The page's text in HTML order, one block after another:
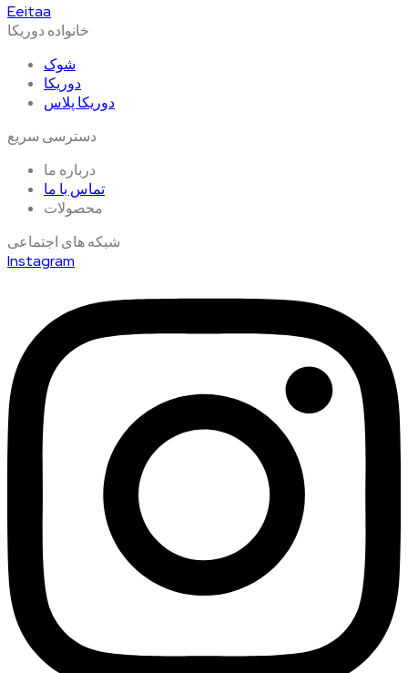
Eeitaa
خانواده دوریکا
شوک
دوریکا
دوریکا پلاس
دسترسی سریع
درباره ما
تماس با ما
محصولات
شبکه های اجتماعی
Instagram